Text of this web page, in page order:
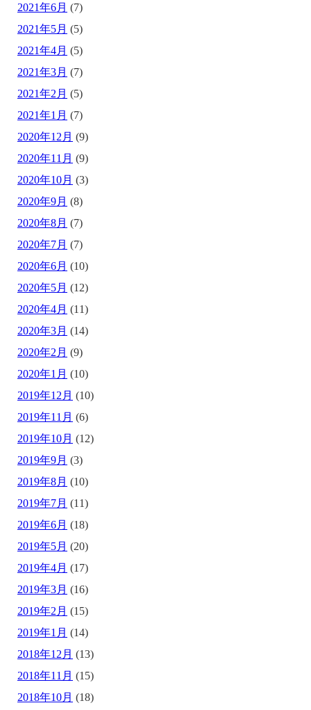
2021年6月 (7)
2021年5月 (5)
2021年4月 (5)
2021年3月 (7)
2021年2月 (5)
2021年1月 (7)
2020年12月 (9)
2020年11月 (9)
2020年10月 (3)
2020年9月 (8)
2020年8月 (7)
2020年7月 (7)
2020年6月 (10)
2020年5月 (12)
2020年4月 (11)
2020年3月 (14)
2020年2月 (9)
2020年1月 (10)
2019年12月 (10)
2019年11月 (6)
2019年10月 (12)
2019年9月 (3)
2019年8月 (10)
2019年7月 (11)
2019年6月 (18)
2019年5月 (20)
2019年4月 (17)
2019年3月 (16)
2019年2月 (15)
2019年1月 (14)
2018年12月 (13)
2018年11月 (15)
2018年10月 (18)